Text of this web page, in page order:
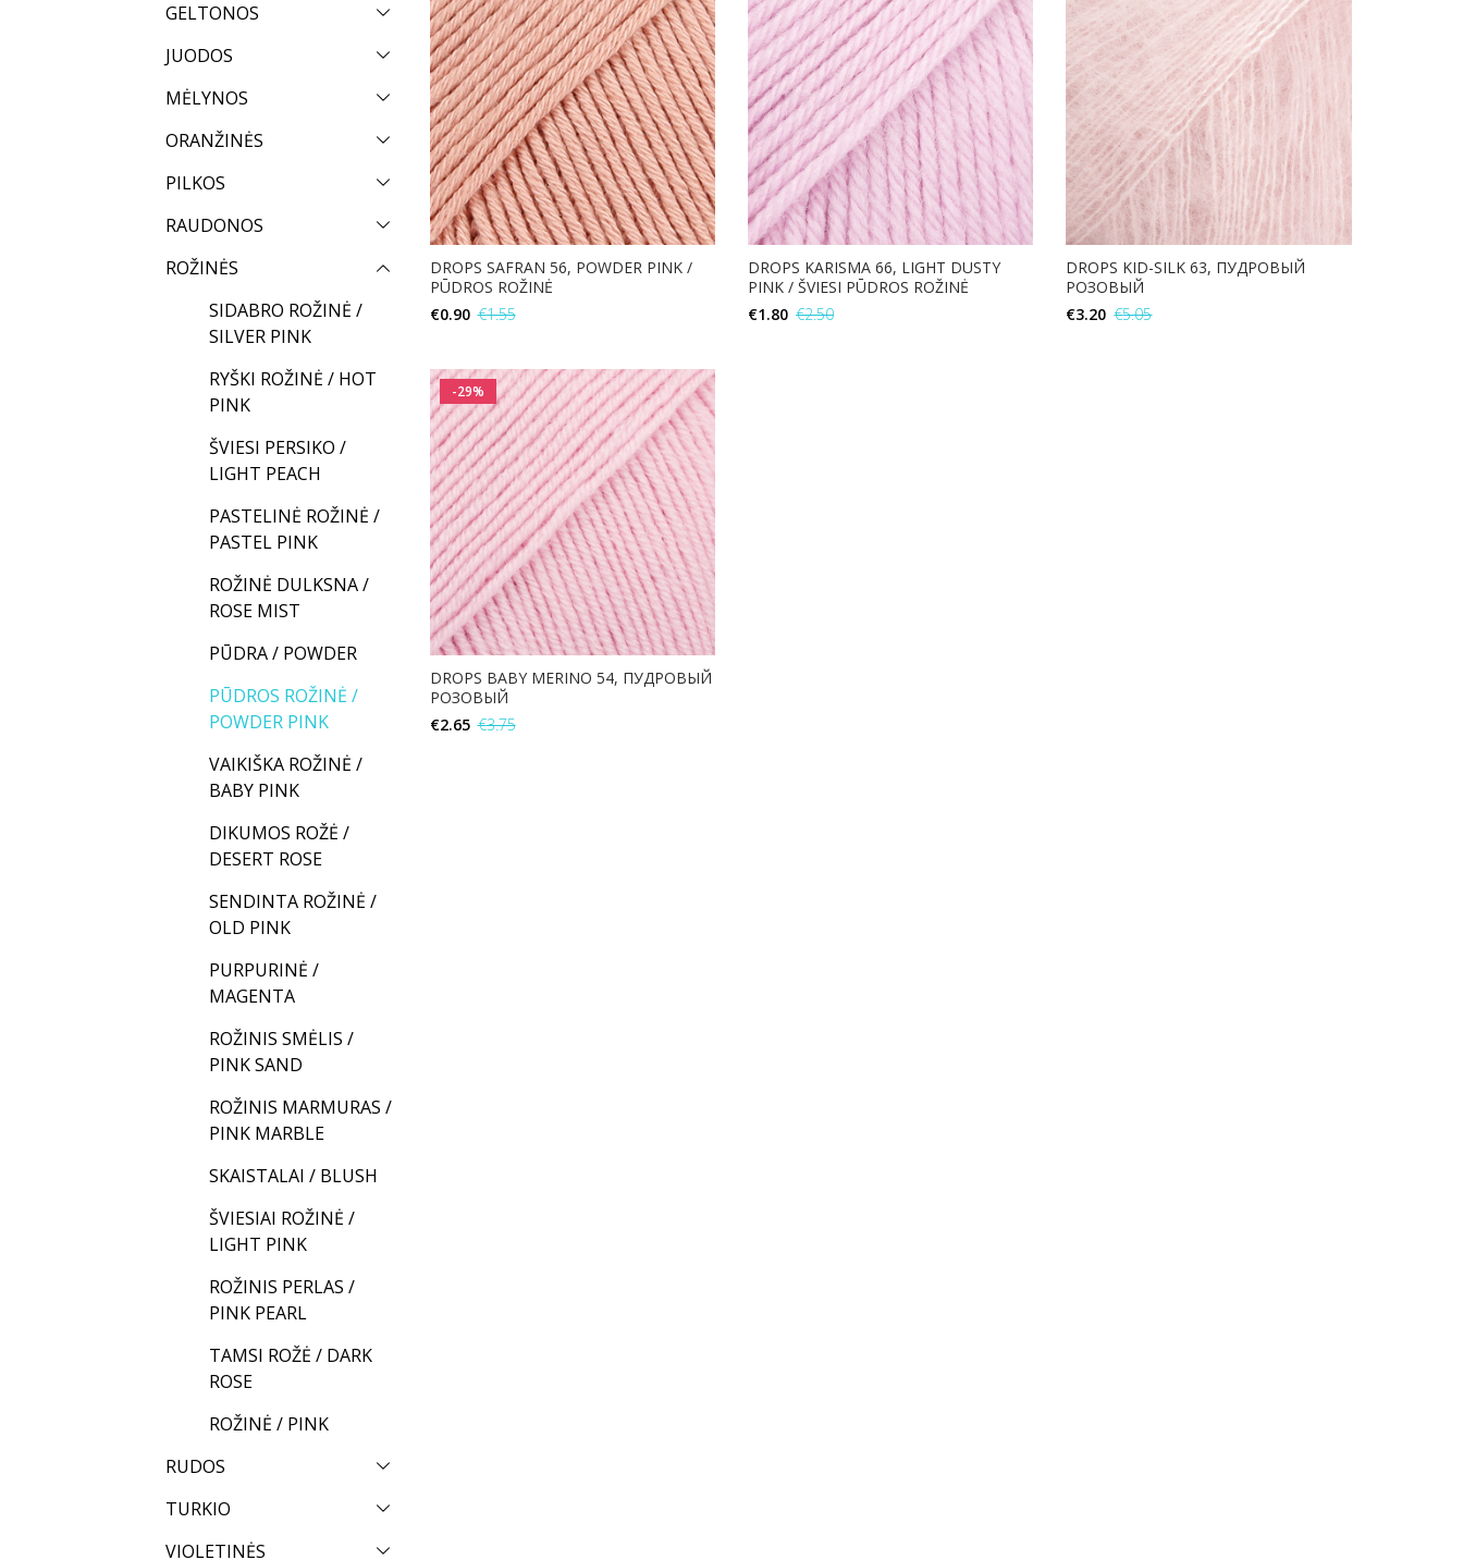
GELTONOS
JUODOS
MĖLYNOS
ORANŽINĖS
PILKOS
RAUDONOS
ROŽINĖS
SIDABRO ROŽINĖ /
SILVER PINK
RYŠKI ROŽINĖ / HOT
PINK
ŠVIESI PERSIKO /
LIGHT PEACH
PASTELINĖ ROŽINĖ /
PASTEL PINK
ROŽINĖ DULKSNA /
ROSE MIST
PŪDRA / POWDER
PŪDROS ROŽINĖ /
POWDER PINK
VAIKIŠKA ROŽINĖ /
BABY PINK
DIKUMOS ROŽĖ /
DESERT ROSE
SENDINTA ROŽINĖ /
OLD PINK
PURPURINĖ /
MAGENTA
ROŽINIS SMĖLIS /
PINK SAND
ROŽINIS MARMURAS /
PINK MARBLE
SKAISTALAI / BLUSH
ŠVIESIAI ROŽINĖ /
LIGHT PINK
ROŽINIS PERLAS /
PINK PEARL
TAMSI ROŽĖ / DARK
ROSE
ROŽINĖ / PINK
RUDOS
TURKIO
VIOLETINĖS
DROPS SAFRAN 56, POWDER PINK /
PŪDROS ROŽINĖ
€0.90 €1.55
DROPS KARISMA 66, LIGHT DUSTY
PINK / ŠVIESI PŪDROS ROŽINĖ
€1.80 €2.50
DROPS KID-SILK 63, ПУДРОВЫЙ
РОЗОВЫЙ
€3.20 €5.05
-29%
DROPS BABY MERINO 54, ПУДРОВЫЙ
РОЗОВЫЙ
€2.65 €3.75